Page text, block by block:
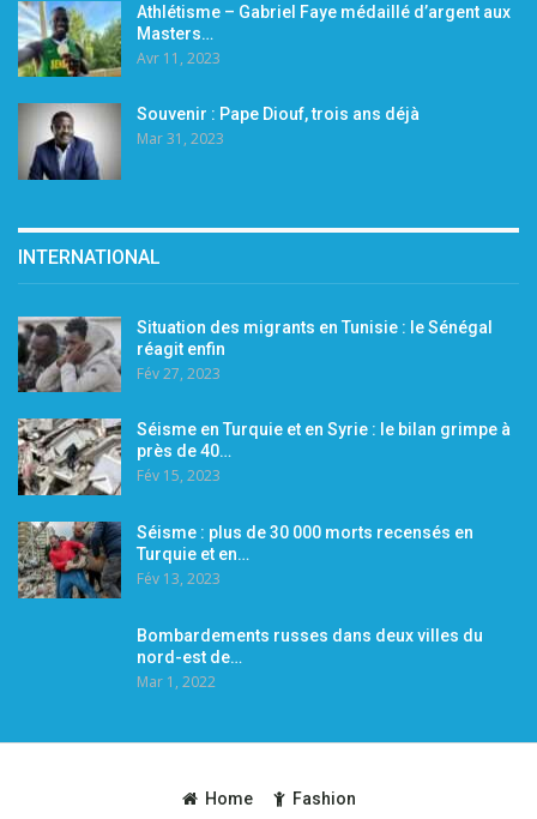
Athlétisme – Gabriel Faye médaillé d’argent aux
Masters…
Avr 11, 2023
Souvenir : Pape Diouf, trois ans déjà
Mar 31, 2023
INTERNATIONAL
Situation des migrants en Tunisie : le Sénégal
réagit enfin
Fév 27, 2023
Séisme en Turquie et en Syrie : le bilan grimpe à
près de 40…
Fév 15, 2023
Séisme : plus de 30 000 morts recensés en
Turquie et en…
Fév 13, 2023
Bombardements russes dans deux villes du
nord-est de…
Mar 1, 2022
Home Fashion